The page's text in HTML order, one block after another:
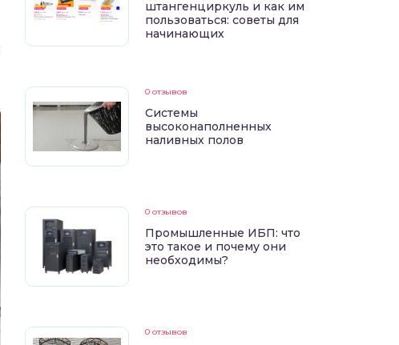
штангенциркуль и как им
пользоваться: советы для
начинающих
0 отзывов
Системы
высоконаполненных
наливных полов
0 отзывов
Промышленные ИБП: что
это такое и почему они
необходимы?
0 отзывов